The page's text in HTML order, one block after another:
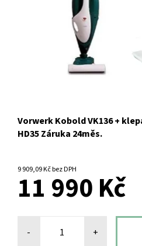
Vorwerk Kobold VK136 +
HD35 Záruka 24měs.
9 909,09 Kč bez DPH
11 990 Kč
- +